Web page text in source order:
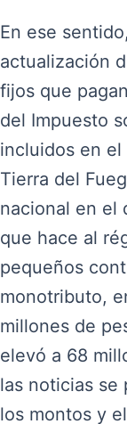
En ese
actualización
fijos que
del Impuesto
incluidos en el
Tierra del
nacional en el
que hace al
pequeños
monotributo,
millones de
elevó a 68
las noticias se
los montos y